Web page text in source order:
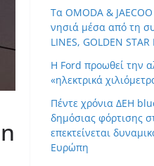
Τα OMODA &
νησιά μέσα από τη
LINES, GOLDEN STAR
Η Ford προωθεί την
«ηλεκτρικά
Πέντε χρόνια ΔΕΗ
δημόσιας φόρτισης
επεκτείνεται
Ευρώπη